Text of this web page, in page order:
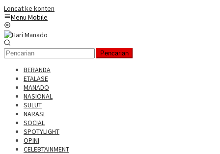
Loncat ke konten
Menu Mobile
Pencarian
BERANDA
ETALASE
MANADO
NASIONAL
SULUT
NARASI
SOCIAL
SPOTYLIGHT
OPINI
CELEBTAINMENT